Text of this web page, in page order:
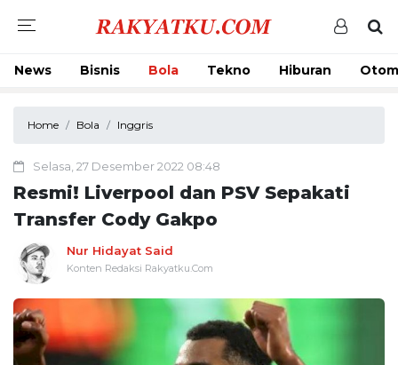
News Bisnis Bola Tekno Hiburan
Home Bola Inggris
Selasa, 27 Desember 2022 08:48
Resmi! Liverpool dan PSV Sepakati
Transfer Cody Gakpo
Nur Hidayat Said
Konten Redaksi Rakyatku.Com